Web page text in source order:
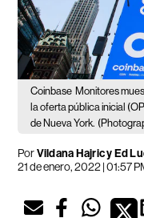
Coinbase Monitores
la oferta pública inicial
de Nueva York.
PorVildana Hajric y Ed
21 de enero, 2022 | 01:57